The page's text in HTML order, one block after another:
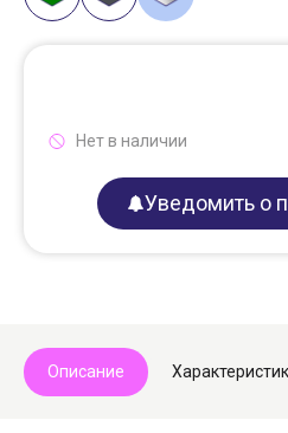
Нет в наличии
Уведомить о
Описание